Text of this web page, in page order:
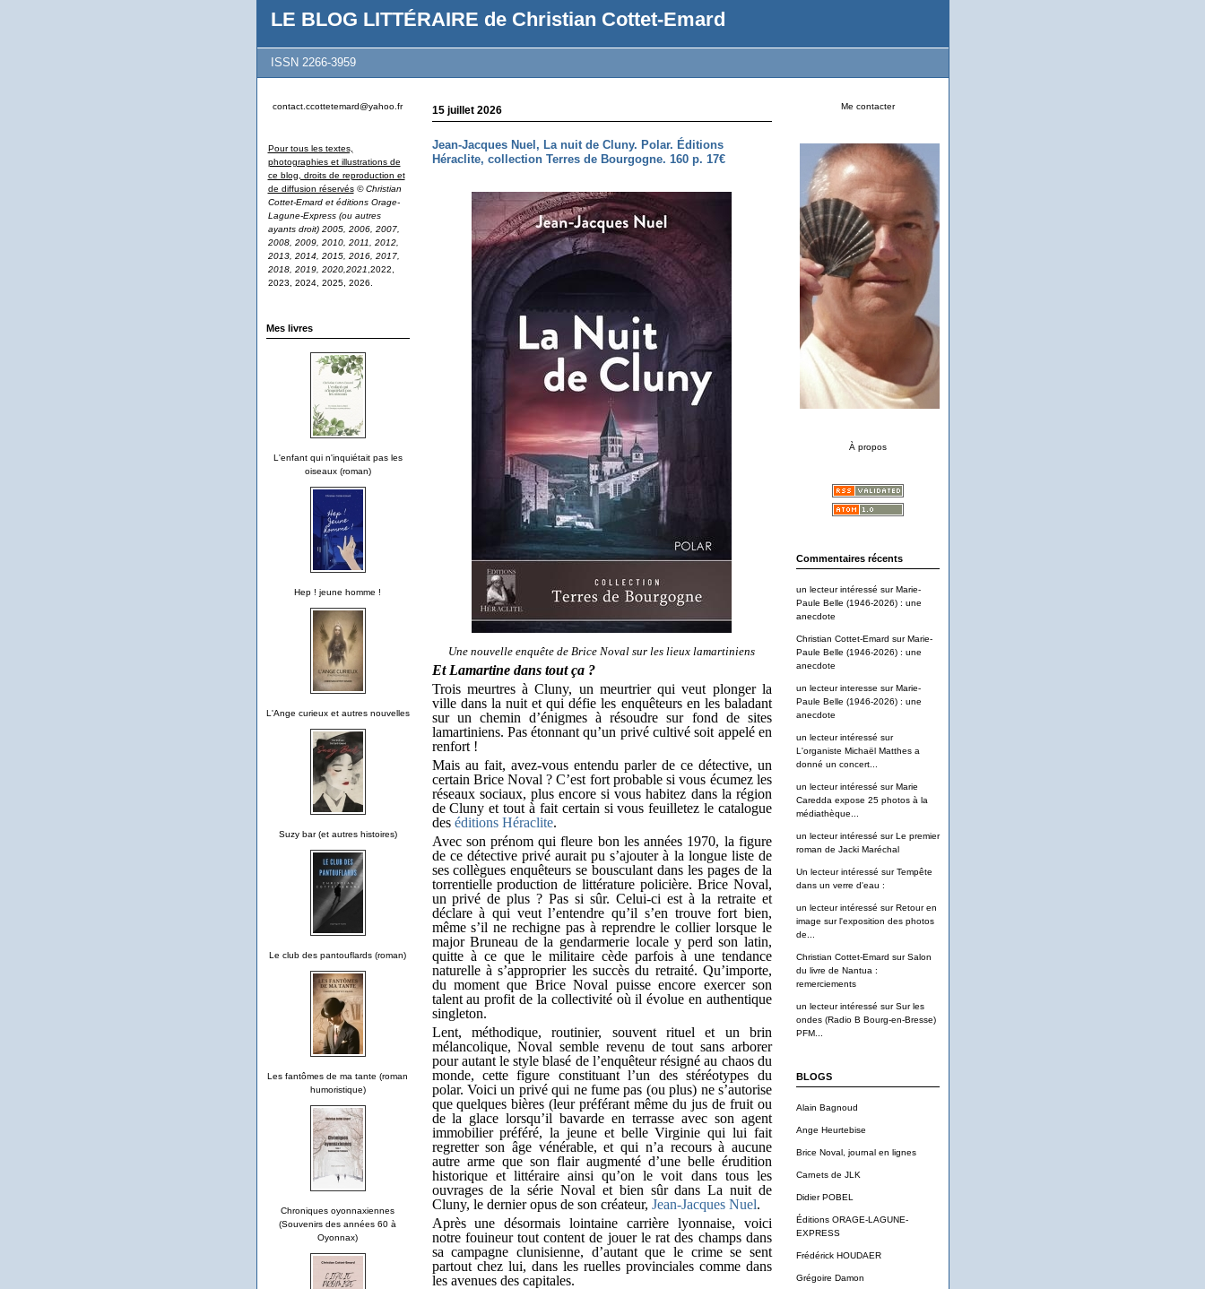
LE BLOG LITTÉRAIRE de Christian Cottet-Emard
ISSN 2266-3959
contact.ccottetemard@yahoo.fr
Pour tous les textes,
photographies et illustrations de
ce blog, droits de reproduction et
de diffusion réservés © Christian
Cottet-Emard et éditions Orage-
Lagune-Express (ou autres
ayants droit) 2005, 2006, 2007,
2008, 2009, 2010, 2011, 2012,
2013, 2014, 2015, 2016, 2017,
2018, 2019, 2020,2021 ,2022,
2023, 2024, 2025, 2026.
Mes livres
L'enfant qui n'inquiétait pas les
oiseaux (roman)
Hep ! jeune homme !
L'Ange curieux et autres nouvelles
Suzy bar (et autres histoires)
Le club des pantouflards (roman)
Les fantômes de ma tante (roman
humoristique)
Chroniques oyonnaxiennes
(Souvenirs des années 60 à
Oyonnax)
Me contacter
À propos
Commentaires récents
un lecteur intéressé surMarie-
Paule Belle (1946-2026) : une
anecdote
Christian Cottet-Emard surMarie-
Paule Belle (1946-2026) : une
anecdote
un lecteur interesse surMarie-
Paule Belle (1946-2026) : une
anecdote
un lecteur intéressé sur
L'organiste Michaël Matthes a
donné un concert...
un lecteur intéressé surMarie
Caredda expose 25 photos à la
médiathèque...
un lecteur intéressé surLe premier
roman de Jacki Maréchal
Un lecteur intéressé surTempête
dans un verre d'eau :
un lecteur intéressé surRetour en
image sur l'exposition des photos
de...
Christian Cottet-Emard surSalon
du livre de Nantua :
remerciements
un lecteur intéressé surSur les
ondes (Radio B Bourg-en-Bresse)
PFM...
BLOGS
Alain Bagnoud
Ange Heurtebise
Brice Noval, journal en lignes
Carnets de JLK
Didier POBEL
Éditions ORAGE-LAGUNE-
EXPRESS
Frédérick HOUDAER
Grégoire Damon
15 juillet 2026
Jean-Jacques Nuel, La nuit de Cluny. Polar. Éditions
Héraclite, collection Terres de Bourgogne. 160 p. 17€
Une nouvelle enquête de Brice Noval sur les lieux lamartiniens
Et Lamartine dans tout ça ?
Trois meurtres à Cluny, un meurtrier qui veut plonger la
ville dans la nuit et qui défie les enquêteurs en les baladant
sur un chemin d’énigmes à résoudre sur fond de sites
lamartiniens. Pas étonnant qu’un privé cultivé soit appelé en
renfort !
Mais au fait, avez-vous entendu parler de ce détective, un
certain Brice Noval ? C’est fort probable si vous écumez les
réseaux sociaux, plus encore si vous habitez dans la région
de Cluny et tout à fait certain si vous feuilletez le catalogue
des éditions Héraclite.
Avec son prénom qui fleure bon les années 1970, la figure
de ce détective privé aurait pu s’ajouter à la longue liste de
ses collègues enquêteurs se bousculant dans les pages de la
torrentielle production de littérature policière. Brice Noval,
un privé de plus ? Pas si sûr. Celui-ci est à la retraite et
déclare à qui veut l’entendre qu’il s’en trouve fort bien,
même s’il ne rechigne pas à reprendre le collier lorsque le
major Bruneau de la gendarmerie locale y perd son latin,
quitte à ce que le militaire cède parfois à une tendance
naturelle à s’approprier les succès du retraité. Qu’importe,
du moment que Brice Noval puisse encore exercer son
talent au profit de la collectivité où il évolue en authentique
singleton.
Lent, méthodique, routinier, souvent rituel et un brin
mélancolique, Noval semble revenu de tout sans arborer
pour autant le style blasé de l’enquêteur résigné au chaos du
monde, cette figure constituant l’un des stéréotypes du
polar. Voici un privé qui ne fume pas (ou plus) ne s’autorise
que quelques bières (leur préférant même du jus de fruit ou
de la glace lorsqu’il bavarde en terrasse avec son agent
immobilier préféré, la jeune et belle Virginie qui lui fait
regretter son âge vénérable, et qui n’a recours à aucune
autre arme que son flair augmenté d’une belle érudition
historique et littéraire ainsi qu’on le voit dans tous les
ouvrages de la série Noval et bien sûr dans La nuit de
Cluny, le dernier opus de son créateur, Jean-Jacques Nuel.
Après une désormais lointaine carrière lyonnaise, voici
notre fouineur tout content de jouer le rat des champs dans
sa campagne clunisienne, d’autant que le crime se sent
partout chez lui, dans les ruelles provinciales comme dans
les avenues des capitales.